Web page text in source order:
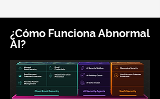
¿Cómo Funciona Abnormal
AI?